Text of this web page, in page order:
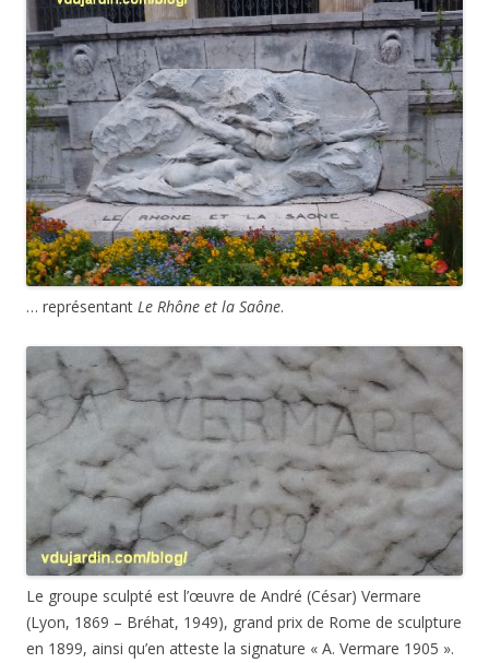
… représentant Le Rhône et la Saône.
Le groupe sculpté est l’œuvre de André (César) Vermare
(Lyon, 1869 – Bréhat, 1949), grand prix de Rome de sculpture
en 1899, ainsi qu’en atteste la signature « A. Vermare 1905 ».